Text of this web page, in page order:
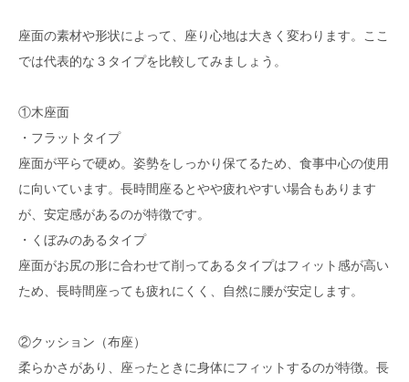
座面の素材や形状によって、座り心地は大きく変わります。ここ
では代表的な３タイプを比較してみましょう。
①木座面
・フラットタイプ
座面が平らで硬め。姿勢をしっかり保てるため、食事中心の使用
に向いています。長時間座るとやや疲れやすい場合もあります
が、安定感があるのが特徴です。
・くぼみのあるタイプ
座面がお尻の形に合わせて削ってあるタイプはフィット感が高い
ため、長時間座っても疲れにくく、自然に腰が安定します。
②クッション（布座）
柔らかさがあり、座ったときに身体にフィットするのが特徴。長